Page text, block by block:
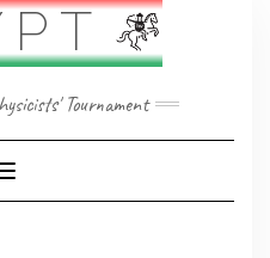
Tournament
Toggle Navigation